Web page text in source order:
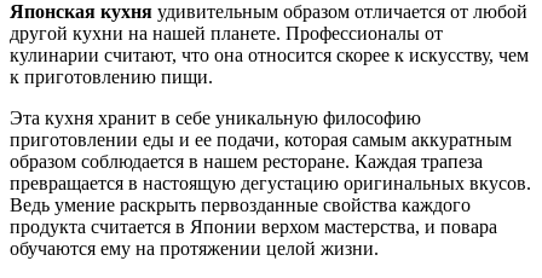
Японская кухня удивительным образом отличается от любой
другой кухни на нашей планете. Профессионалы от
кулинарии считают, что она относится скорее к искусству, чем
к приготовлению пищи.
Эта кухня хранит в себе уникальную философию
приготовлении еды и ее подачи, которая самым аккуратным
образом соблюдается в нашем ресторане. Каждая трапеза
превращается в настоящую дегустацию оригинальных вкусов.
Ведь умение раскрыть первозданные свойства каждого
продукта считается в Японии верхом мастерства, и повара
обучаются ему на протяжении целой жизни.